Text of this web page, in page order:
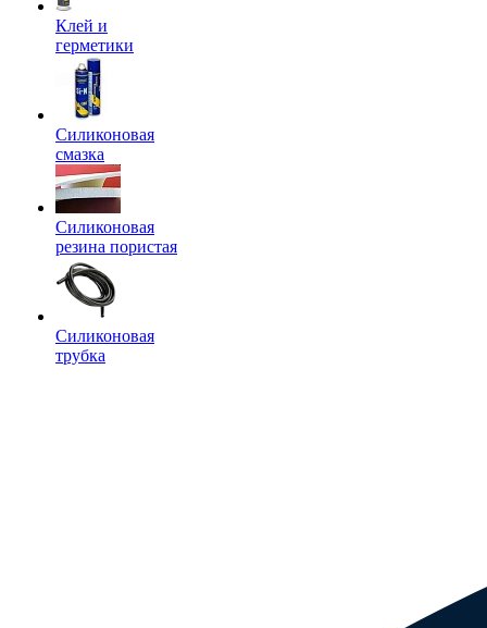
Клей и
герметики
Силиконовая
смазка
Силиконовая
резина пористая
Силиконовая
трубка